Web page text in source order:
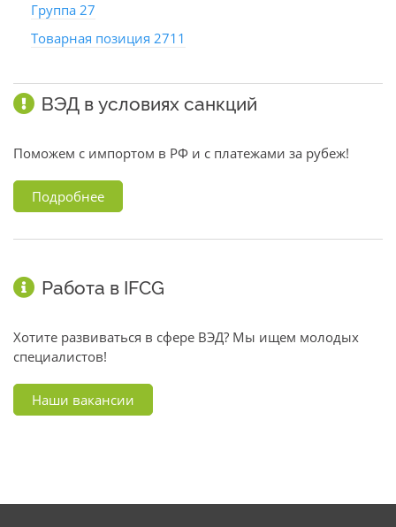
Группа 27
Товарная позиция 2711
ВЭД в условиях санкций
Поможем с импортом в РФ и с платежами за рубеж!
Подробнее
Работа в IFCG
Хотите развиваться в сфере ВЭД? Мы ищем молодых
специалистов!
Наши вакансии